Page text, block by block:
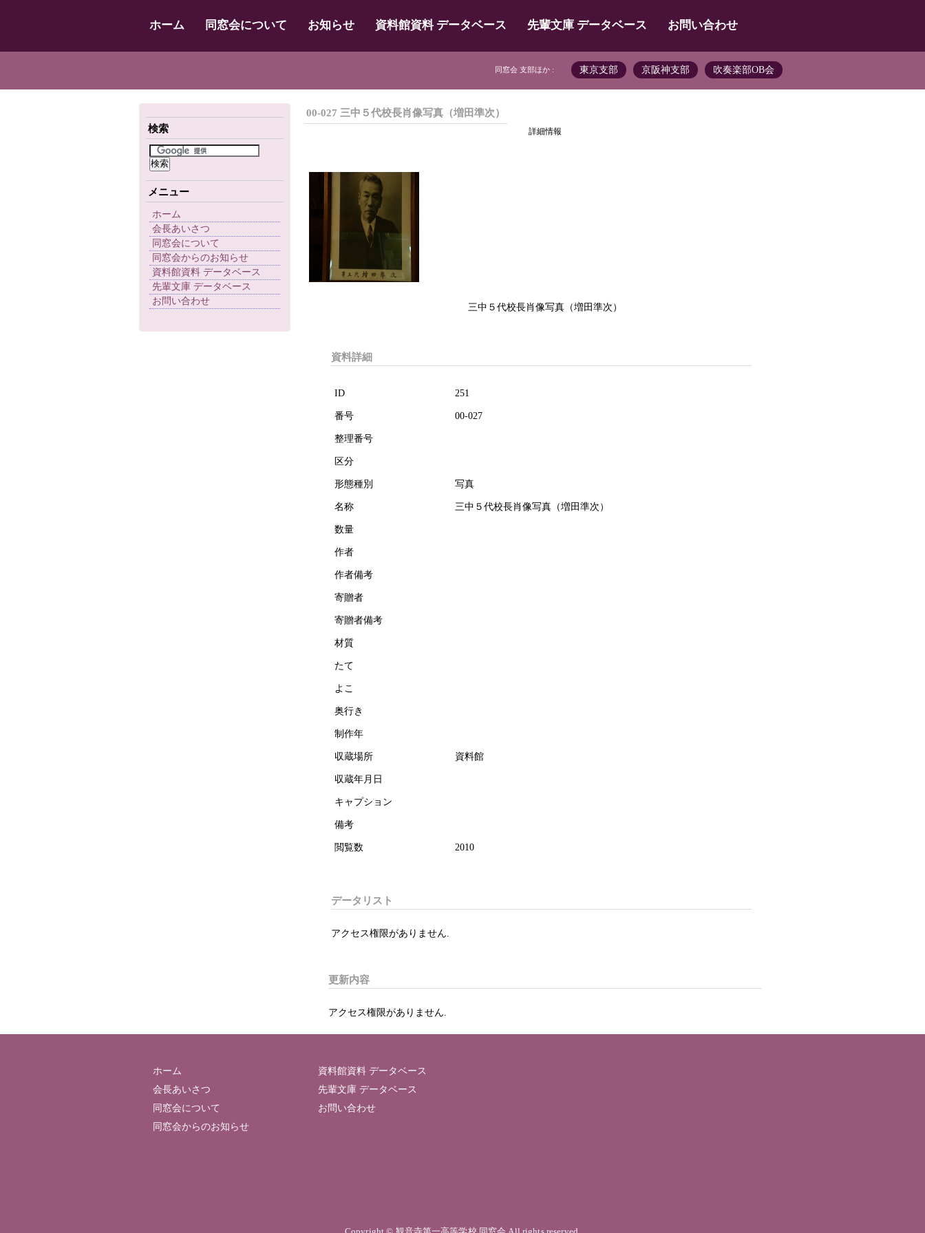
ホーム 同窓会について お知らせ 資料館資料 データベース 先輩文庫 データベース お問い合わせ
同窓会 支部ほか : 東京支部 京阪神支部 吹奏楽部OB会
検索
メニュー
ホーム
会長あいさつ
同窓会について
同窓会からのお知らせ
資料館資料 データベース
先輩文庫 データベース
お問い合わせ
00-027 三中５代校長肖像写真（増田準次）
詳細情報
三中５代校長肖像写真（増田準次）
資料詳細
ID 251
番号 00-027
整理番号
区分
形態種別 写真
名称 三中５代校長肖像写真（増田準次）
数量
作者
作者備考
寄贈者
寄贈者備考
材質
たて
よこ
奥行き
制作年
収蔵場所 資料館
収蔵年月日
キャプション
備考
閲覧数 2010
データリスト
アクセス権限がありません.
更新内容
アクセス権限がありません.
ホーム
会長あいさつ
同窓会について
同窓会からのお知らせ
資料館資料 データベース
先輩文庫 データベース
お問い合わせ